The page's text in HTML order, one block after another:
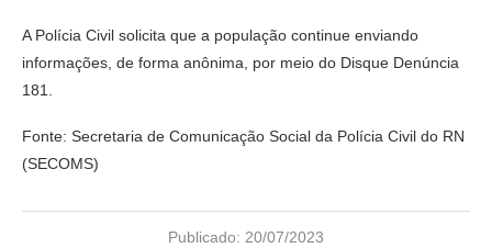
A Polícia Civil solicita que a população continue enviando
informações, de forma anônima, por meio do Disque Denúncia
181.
Fonte: Secretaria de Comunicação Social da Polícia Civil do RN
(SECOMS)
Publicado: 20/07/2023